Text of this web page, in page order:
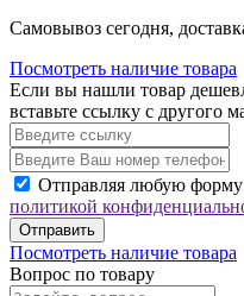
Cамовывоз сегодня,
Посмотреть наличие товара
Если вы нашли товар
вставьте ссылку с другого
Отправляя любую форму
политикой
Отправить
Посмотреть наличие товара
Вопрос по товару